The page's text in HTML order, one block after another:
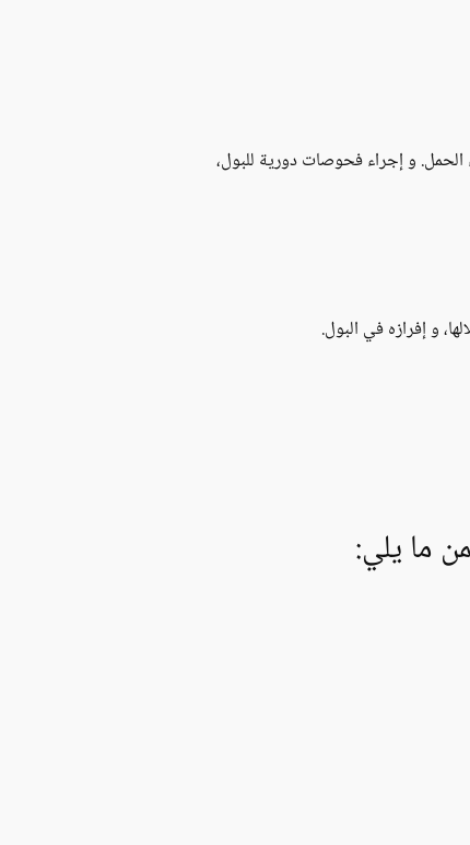
الحمل. و إجراء فحوصات دورية للبول،
و إفرازه في البول.
ما يلي: